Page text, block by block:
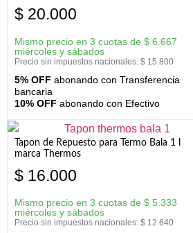
$ 20.000
Mismo precio en 3 cuotas de $ 6.667
miércoles y sábados
Precio sin impuestos nacionales: $ 15.800
5% OFF abonando con Transferencia
bancaria
10% OFF abonando con Efectivo
Tapon de Repuesto para Termo Bala 1 l
marca Thermos
$ 16.000
Mismo precio en 3 cuotas de $ 5.333
miércoles y sábados
Precio sin impuestos nacionales: $ 12.640